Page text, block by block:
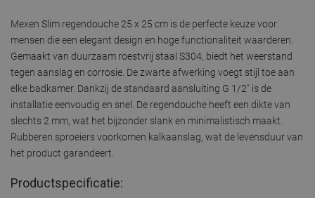
Mexen Slim regendouche 25 x 25 cm is de perfecte keuze voor
mensen die een elegant design en hoge functionaliteit waarderen.
Gemaakt van duurzaam roestvrij staal S304, biedt het weerstand
tegen aanslag en corrosie. De zwarte afwerking voegt stijl toe aan
elke badkamer. Dankzij de standaard aansluiting G 1/2" is de
installatie eenvoudig en snel. De regendouche heeft een dikte van
slechts 2 mm, wat het bijzonder slank en minimalistisch maakt.
Rubberen sproeiers voorkomen kalkaanslag, wat de levensduur van
het product garandeert.
Productspecificatie: